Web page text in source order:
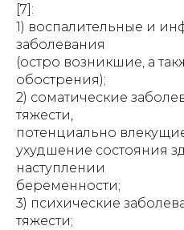
[7]:
1) воспалительные и
заболевания
(остро возникшие, а
обострения);
2) соматические
тяжести,
потенциально
ухудшение состояния
наступлении
беременности;
3) психические
тяжести;